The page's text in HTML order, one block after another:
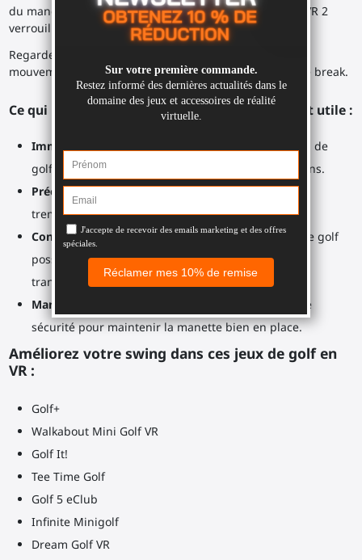
du manche du club de golf, votre manette PlayStation VR 2
verrouillée à son extrémité.
Regardez votre cible. Ajustez votre corps. Testez vos
mouvements. Concentrez-vous sur votre swing ou votre break.
Ce qui rend le club de golf VR SWINGiT tellement utile :
Immersion
: On a l’impression de tenir un vrai club de
golf. Tenir un objet physique améliore vos sensations.
Précision: Position idéale sur la poignée, pas de
tremblement, manettes parfaitement alignées.
Confortable et durable : Le manche de type club de golf
possède une texture antidérapante résistante à la
transpiration.
Manette sécurisée
: coupelle solide et dragonne de
sécurité pour maintenir la manette bien en place.
Améliorez votre swing dans ces jeux de golf en
VR :
Golf+
Walkabout Mini Golf VR
Golf It!
Tee Time Golf
Golf 5 eClub
Infinite Minigolf
Dream Golf VR